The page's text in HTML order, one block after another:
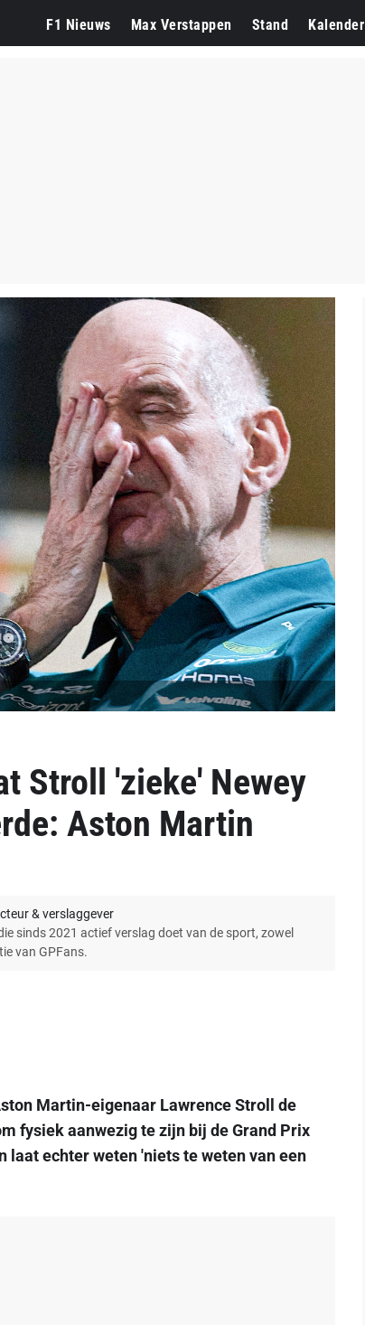
F1 Nieuws Max Verstappen Stand Kalender
Stroll 'zieke' Newey
Aston Martin
& verslaggever
sinds 2021 actief verslag doet van de sport, zowel
van GPFans.
Martin-eigenaar Lawrence Stroll de
fysiek aanwezig te zijn bij de Grand Prix
laat echter weten 'niets te weten van een